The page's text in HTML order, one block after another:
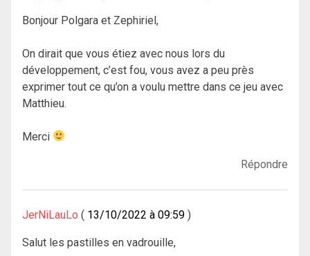
Bonjour Polgara et Zephiriel,
On dirait que vous étiez avec nous lors du
développement, c’est fou, vous avez a peu près
exprimer tout ce qu’on a voulu mettre dans ce jeu avec
Matthieu.
Merci
Répondre
JerNiLauLo 13/10/2022 à 09:59
Salut les pastilles en vadrouille,